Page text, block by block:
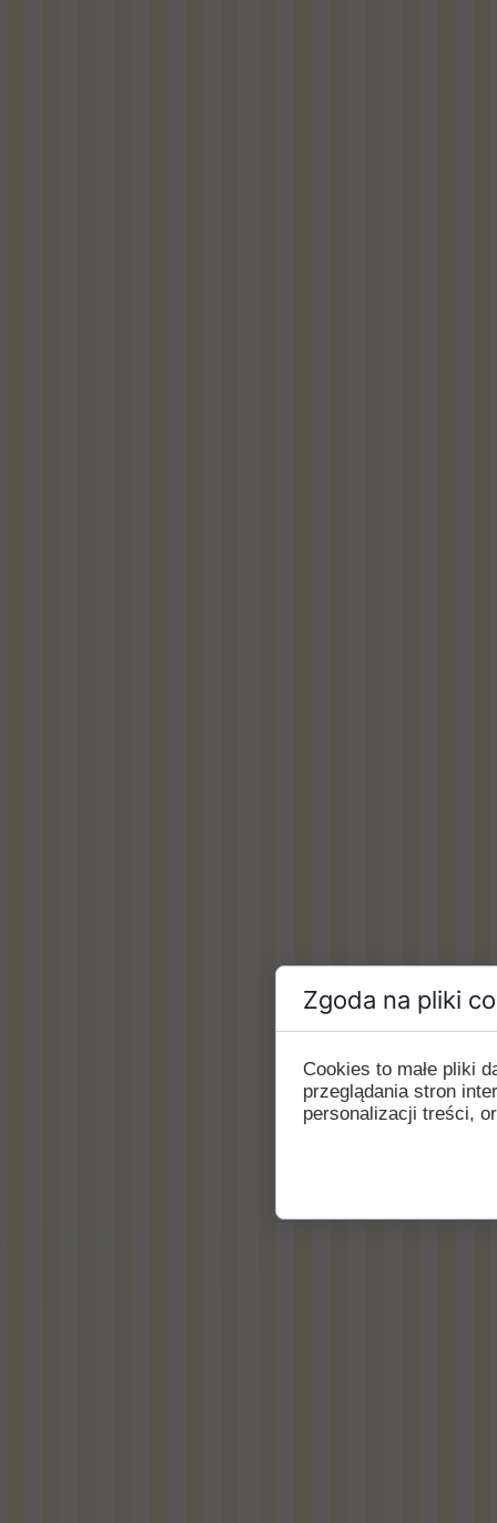
Zgoda na pliki
Cookies to małe pliki
przeglądania stron
personalizacji treści,